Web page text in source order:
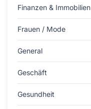
Finanzen & Immobilien
Frauen / Mode
General
Geschäft
Gesundheit